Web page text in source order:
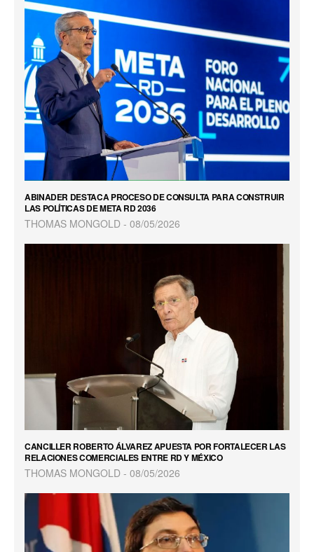
ABINADER DESTACA PROCESO DE CONSULTA PARA CONSTRUIR
LAS POLÍTICAS DE META RD 2036
THOMAS MONGOLD 08/05/2026
CANCILLER ROBERTO ÁLVAREZ APUESTA POR FORTALECER LAS
RELACIONES COMERCIALES ENTRE RD Y MÉXICO
THOMAS MONGOLD 08/05/2026